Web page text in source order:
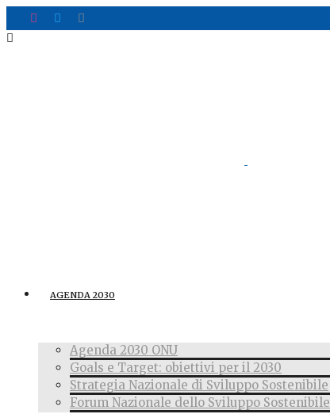
AGENDA 2030
Agenda 2030 ONU
Goals e Target: obiettivi per il 2030
Strategia Nazionale di Sviluppo Sostenibile
Forum Nazionale dello Sviluppo Sostenibile